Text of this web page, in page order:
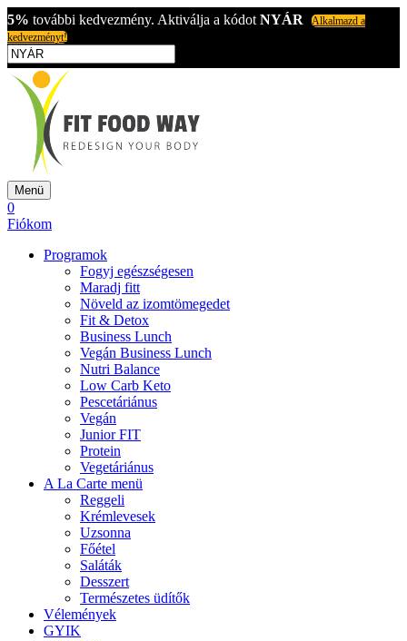
5% további kedvezmény. Aktiválja a kódot NYÁR
Alkalmazd a
kedvezményt!
Menü
0
Fiókom
Programok
Fogyj egészségesen
Maradj fitt
Növeld az izomtömegedet
Fit & Detox
Business Lunch
Vegán Business Lunch
Nutri Balance
Low Carb Keto
Pescetáriánus
Vegán
Junior FIT
Protein
Vegetáriánus
A La Carte menü
Reggeli
Krémlevesek
Uzsonna
Főétel
Saláták
Desszert
Természetes üdítők
Vélemények
GYIK